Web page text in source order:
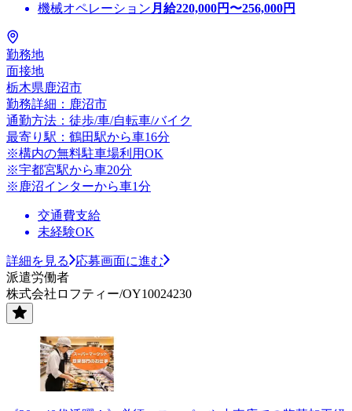
機械オペレーション 月給220,000円〜256,000円
勤務地
面接地
栃木県鹿沼市
勤務詳細：鹿沼市
通勤方法：徒歩/車/自転車/バイク
最寄り駅：鶴田駅から車16分
※構内の無料駐車場利用OK
※宇都宮駅から車20分
※鹿沼インターから車1分
交通費支給
未経験OK
詳細を見る
応募画面に進む
派遣労働者
株式会社ロフティー/OY10024230